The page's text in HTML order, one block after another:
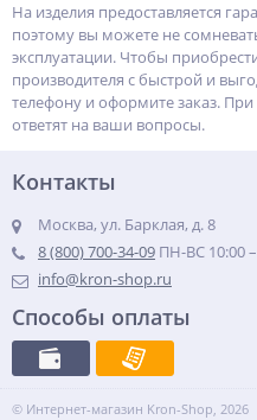
На изделия предоставляется
поэтому вы можете не
эксплуатации. Чтобы
производителя с быстрой и
телефону и оформите заказ.
ответят на ваши вопросы.
Контакты
Москва, ул. Барклая, д. 8
8 (800) 700-34-09 ПН-ВС 10:00
info@kron-shop.ru
Способы оплаты
© Интернет-магазин Kron-Shop, 2026